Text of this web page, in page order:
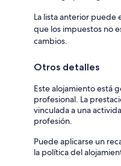
La lista anterior puede
que los impuestos no
cambios.
Otros detalles
Este alojamiento está
profesional. La
vinculada a una
profesión.
Puede aplicarse un
la política del